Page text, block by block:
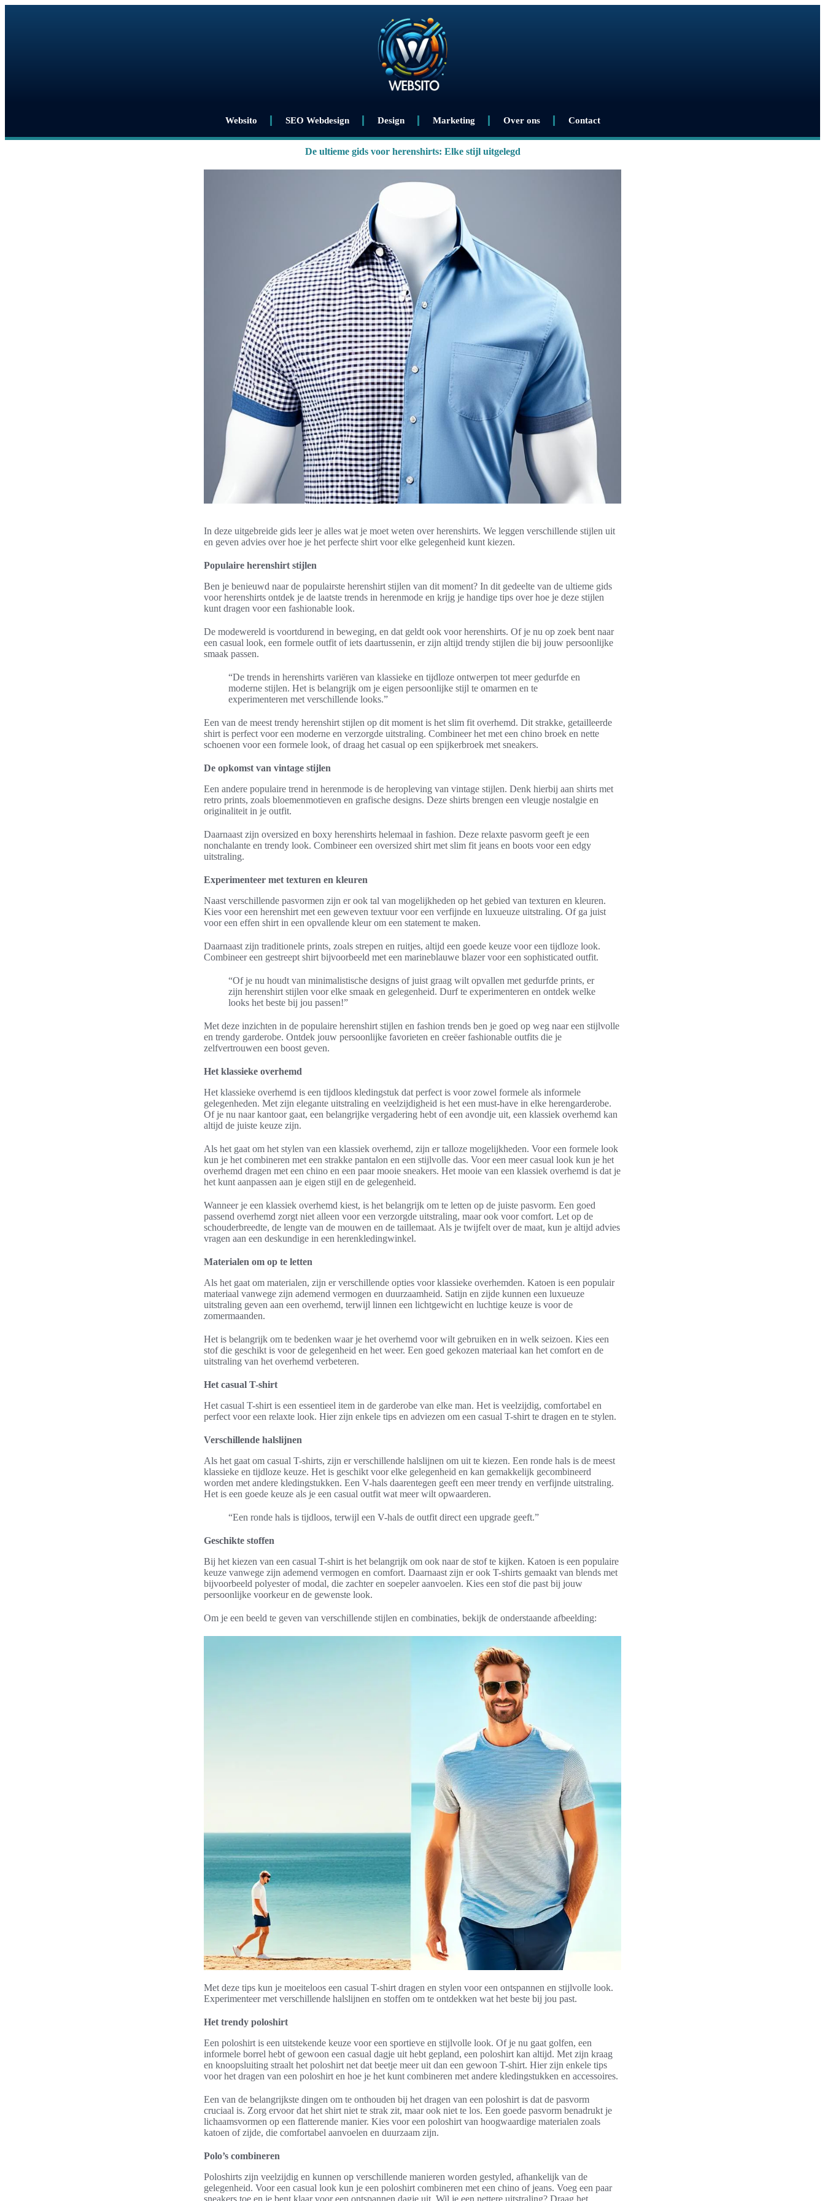
Websito SEO Webdesign Design Marketing Over ons Contact
De ultieme gids voor herenshirts: Elke stijl uitgelegd
In deze uitgebreide gids leer je alles wat je moet weten over herenshirts. We leggen verschillende stijlen uit
en geven advies over hoe je het perfecte shirt voor elke gelegenheid kunt kiezen.
Populaire herenshirt stijlen
Ben je benieuwd naar de populairste herenshirt stijlen van dit moment? In dit gedeelte van de ultieme gids
voor herenshirts ontdek je de laatste trends in herenmode en krijg je handige tips over hoe je deze stijlen
kunt dragen voor een fashionable look.
De modewereld is voortdurend in beweging, en dat geldt ook voor herenshirts. Of je nu op zoek bent naar
een casual look, een formele outfit of iets daartussenin, er zijn altijd trendy stijlen die bij jouw persoonlijke
smaak passen.
“De trends in herenshirts variëren van klassieke en tijdloze ontwerpen tot meer gedurfde en
moderne stijlen. Het is belangrijk om je eigen persoonlijke stijl te omarmen en te
experimenteren met verschillende looks.”
Een van de meest trendy herenshirt stijlen op dit moment is het slim fit overhemd. Dit strakke, getailleerde
shirt is perfect voor een moderne en verzorgde uitstraling. Combineer het met een chino broek en nette
schoenen voor een formele look, of draag het casual op een spijkerbroek met sneakers.
De opkomst van vintage stijlen
Een andere populaire trend in herenmode is de heropleving van vintage stijlen. Denk hierbij aan shirts met
retro prints, zoals bloemenmotieven en grafische designs. Deze shirts brengen een vleugje nostalgie en
originaliteit in je outfit.
Daarnaast zijn oversized en boxy herenshirts helemaal in fashion. Deze relaxte pasvorm geeft je een
nonchalante en trendy look. Combineer een oversized shirt met slim fit jeans en boots voor een edgy
uitstraling.
Experimenteer met texturen en kleuren
Naast verschillende pasvormen zijn er ook tal van mogelijkheden op het gebied van texturen en kleuren.
Kies voor een herenshirt met een geweven textuur voor een verfijnde en luxueuze uitstraling. Of ga juist
voor een effen shirt in een opvallende kleur om een statement te maken.
Daarnaast zijn traditionele prints, zoals strepen en ruitjes, altijd een goede keuze voor een tijdloze look.
Combineer een gestreept shirt bijvoorbeeld met een marineblauwe blazer voor een sophisticated outfit.
“Of je nu houdt van minimalistische designs of juist graag wilt opvallen met gedurfde prints, er
zijn herenshirt stijlen voor elke smaak en gelegenheid. Durf te experimenteren en ontdek welke
looks het beste bij jou passen!”
Met deze inzichten in de populaire herenshirt stijlen en fashion trends ben je goed op weg naar een stijlvolle
en trendy garderobe. Ontdek jouw persoonlijke favorieten en creëer fashionable outfits die je
zelfvertrouwen een boost geven.
Het klassieke overhemd
Het klassieke overhemd is een tijdloos kledingstuk dat perfect is voor zowel formele als informele
gelegenheden. Met zijn elegante uitstraling en veelzijdigheid is het een must-have in elke herengarderobe.
Of je nu naar kantoor gaat, een belangrijke vergadering hebt of een avondje uit, een klassiek overhemd kan
altijd de juiste keuze zijn.
Als het gaat om het stylen van een klassiek overhemd, zijn er talloze mogelijkheden. Voor een formele look
kun je het combineren met een strakke pantalon en een stijlvolle das. Voor een meer casual look kun je het
overhemd dragen met een chino en een paar mooie sneakers. Het mooie van een klassiek overhemd is dat je
het kunt aanpassen aan je eigen stijl en de gelegenheid.
Wanneer je een klassiek overhemd kiest, is het belangrijk om te letten op de juiste pasvorm. Een goed
passend overhemd zorgt niet alleen voor een verzorgde uitstraling, maar ook voor comfort. Let op de
schouderbreedte, de lengte van de mouwen en de taillemaat. Als je twijfelt over de maat, kun je altijd advies
vragen aan een deskundige in een herenkledingwinkel.
Materialen om op te letten
Als het gaat om materialen, zijn er verschillende opties voor klassieke overhemden. Katoen is een populair
materiaal vanwege zijn ademend vermogen en duurzaamheid. Satijn en zijde kunnen een luxueuze
uitstraling geven aan een overhemd, terwijl linnen een lichtgewicht en luchtige keuze is voor de
zomermaanden.
Het is belangrijk om te bedenken waar je het overhemd voor wilt gebruiken en in welk seizoen. Kies een
stof die geschikt is voor de gelegenheid en het weer. Een goed gekozen materiaal kan het comfort en de
uitstraling van het overhemd verbeteren.
Het casual T-shirt
Het casual T-shirt is een essentieel item in de garderobe van elke man. Het is veelzijdig, comfortabel en
perfect voor een relaxte look. Hier zijn enkele tips en adviezen om een casual T-shirt te dragen en te stylen.
Verschillende halslijnen
Als het gaat om casual T-shirts, zijn er verschillende halslijnen om uit te kiezen. Een ronde hals is de meest
klassieke en tijdloze keuze. Het is geschikt voor elke gelegenheid en kan gemakkelijk gecombineerd
worden met andere kledingstukken. Een V-hals daarentegen geeft een meer trendy en verfijnde uitstraling.
Het is een goede keuze als je een casual outfit wat meer wilt opwaarderen.
“Een ronde hals is tijdloos, terwijl een V-hals de outfit direct een upgrade geeft.”
Geschikte stoffen
Bij het kiezen van een casual T-shirt is het belangrijk om ook naar de stof te kijken. Katoen is een populaire
keuze vanwege zijn ademend vermogen en comfort. Daarnaast zijn er ook T-shirts gemaakt van blends met
bijvoorbeeld polyester of modal, die zachter en soepeler aanvoelen. Kies een stof die past bij jouw
persoonlijke voorkeur en de gewenste look.
Om je een beeld te geven van verschillende stijlen en combinaties, bekijk de onderstaande afbeelding:
Met deze tips kun je moeiteloos een casual T-shirt dragen en stylen voor een ontspannen en stijlvolle look.
Experimenteer met verschillende halslijnen en stoffen om te ontdekken wat het beste bij jou past.
Het trendy poloshirt
Een poloshirt is een uitstekende keuze voor een sportieve en stijlvolle look. Of je nu gaat golfen, een
informele borrel hebt of gewoon een casual dagje uit hebt gepland, een poloshirt kan altijd. Met zijn kraag
en knoopsluiting straalt het poloshirt net dat beetje meer uit dan een gewoon T-shirt. Hier zijn enkele tips
voor het dragen van een poloshirt en hoe je het kunt combineren met andere kledingstukken en accessoires.
Een van de belangrijkste dingen om te onthouden bij het dragen van een poloshirt is dat de pasvorm
cruciaal is. Zorg ervoor dat het shirt niet te strak zit, maar ook niet te los. Een goede pasvorm benadrukt je
lichaamsvormen op een flatterende manier. Kies voor een poloshirt van hoogwaardige materialen zoals
katoen of zijde, die comfortabel aanvoelen en duurzaam zijn.
Polo’s combineren
Poloshirts zijn veelzijdig en kunnen op verschillende manieren worden gestyled, afhankelijk van de
gelegenheid. Voor een casual look kun je een poloshirt combineren met een chino of jeans. Voeg een paar
sneakers toe en je bent klaar voor een ontspannen dagje uit. Wil je een nettere uitstraling? Draag het